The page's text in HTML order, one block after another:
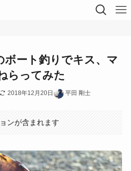
ボート釣りでキス、マ
らってみた
2018年12月20日 平田 剛士
ンが含まれます